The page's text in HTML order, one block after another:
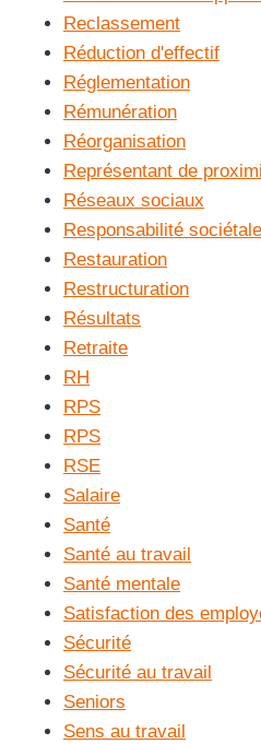
Reclassement
Réduction d'effectif
Réglementation
Rémunération
Réorganisation
Représentant de
Réseaux sociaux
Responsabilité
Restauration
Restructuration
Résultats
Retraite
RH
RPS
RPS
RSE
Salaire
Santé
Santé au travail
Santé mentale
Satisfaction des
Sécurité
Sécurité au travail
Seniors
Sens au travail